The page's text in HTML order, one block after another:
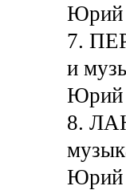
Юрий
7.
и
Юрий
8.
Юрий